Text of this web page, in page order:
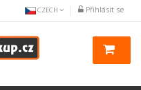
Přihlásit se
CZECH